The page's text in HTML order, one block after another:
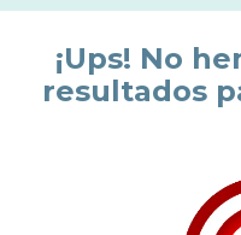
Nuevo
Paga
¡Ups! No
resultados